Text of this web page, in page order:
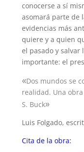
conocerse a sí
asomará parte de
evidencias más
quiere y a quien
el pasado y salvar
importante: el
«Dos mundos se
realidad. Una
S. Buck»
Luis Folgado,
Cita de la obra: